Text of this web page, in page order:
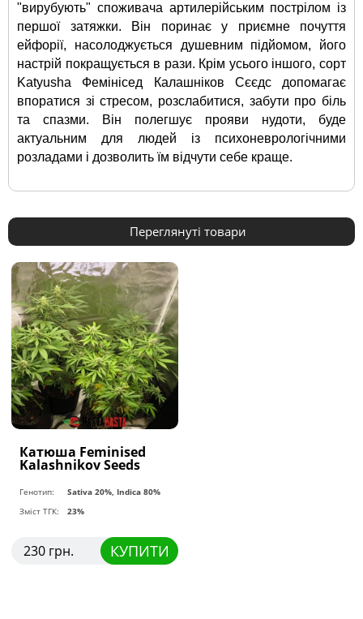
"вирубують" споживача артилерійським пострілом із
першої затяжки. Він поринає у приємне почуття
ейфорії, насолоджується душевним підйомом, його
настрій покращується в рази. Крім усього іншого, сорт
Katyusha Фемінісед Калашніков Сєєдс допомагає
впоратися зі стресом, розслабитися, забути про біль
та спазми. Він полегшує прояви нудоти, буде
актуальним для людей із психоневрологічними
розладами і дозволить їм відчути себе краще.
Переглянуті товари
Катюша Feminised
Kalashnikov Seeds
Генотип:
Sativa 20%, Indica 80%
Зміст ТГК:
23%
230 грн. КУПИТИ